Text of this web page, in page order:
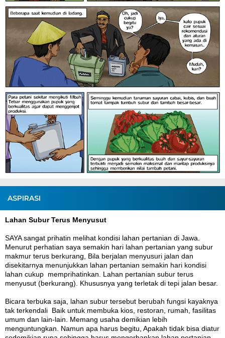
ASPIRASI
Lahan Subur Terus Menyusut
SAYA sangat prihatin melihat kondisi lahan pertanian di Jawa.
Menurut perhatian saya semakin hari lahan pertanian yang subur
makmur terus berkurang, Bila berjalan menyusuri jalan dan
disekitarnya menunjukkan lahan pertanian semakin hari kondisi
lahan cukup memprihatinkan. Lahan pertanian subur terus
menyusut (berkurang). Khususnya yang terletak di tepi jalan besar.
Bicara terbuka saja, lahan subur tersebut berubah fungsi kayaknya
tak terkendali Baik untuk membuka kios, restoran, rumah, fasilitas
umum dan lain-lain. Memang usaha demikian lebih
menguntungkan. Namun apa harus begitu, Apakah tidak bisa diatur